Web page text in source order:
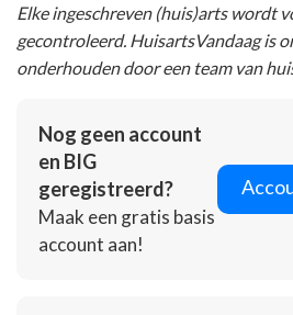
Elke ingeschreven (huis)arts wordt
gecontroleerd. HuisartsVandaag is
onderhouden door een team van
Nog geen account
en BIG
geregistreerd?
Maak een gratis basis
account aan!